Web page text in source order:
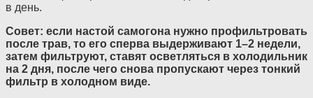
в день.
Совет: если настой самогона нужно профильтровать
после трав, то его сперва выдерживают 1–2 недели,
затем фильтруют, ставят осветляться в холодильник
на 2 дня, после чего снова пропускают через тонкий
фильтр в холодном виде.